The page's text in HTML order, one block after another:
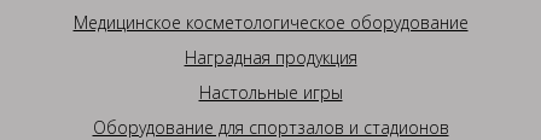
Медицинское косметологическое оборудование
Наградная продукция
Настольные игры
Оборудование для спортзалов и стадионов